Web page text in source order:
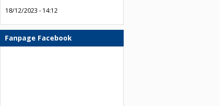
18/12/2023 - 14:12
Fanpage Facebook